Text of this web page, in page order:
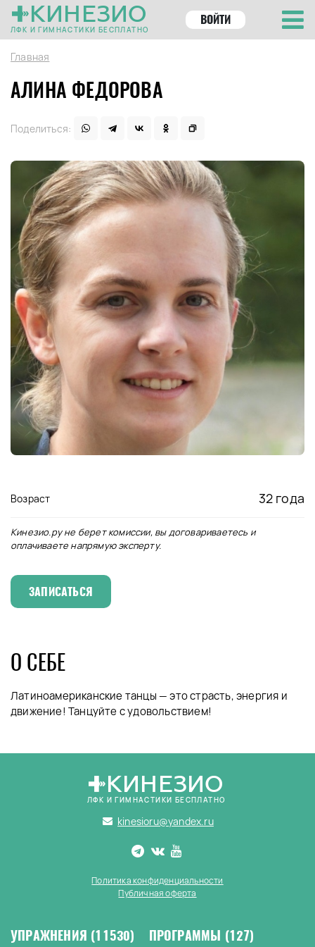
КИНЕЗИО
ЛФК И ГИМНАСТИКИ БЕСПЛАТНО
ВОЙТИ
Главная
АЛИНА ФЕДОРОВА
Поделиться:
Возраст 32 года
Кинезио.ру не берет комиссии, вы договариваетесь и
оплачиваете напрямую эксперту.
ЗАПИСАТЬСЯ
О СЕБЕ
Латиноамериканские танцы — это страсть, энергия и
движение! Танцуйте с удовольствием!
КИНЕЗИО
ЛФК И ГИМНАСТИКИ БЕСПЛАТНО
kinesioru@yandex.ru
Политика конфиденциальности
Публичная оферта
УПРАЖНЕНИЯ (11530) ПРОГРАММЫ (127)